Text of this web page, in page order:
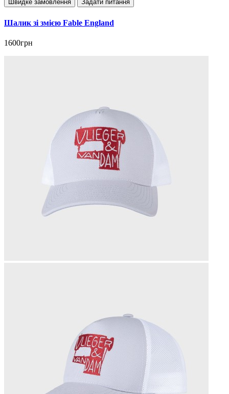
Швидке замовлення Задати питання
Шалик зі змією Fable England
1600грн